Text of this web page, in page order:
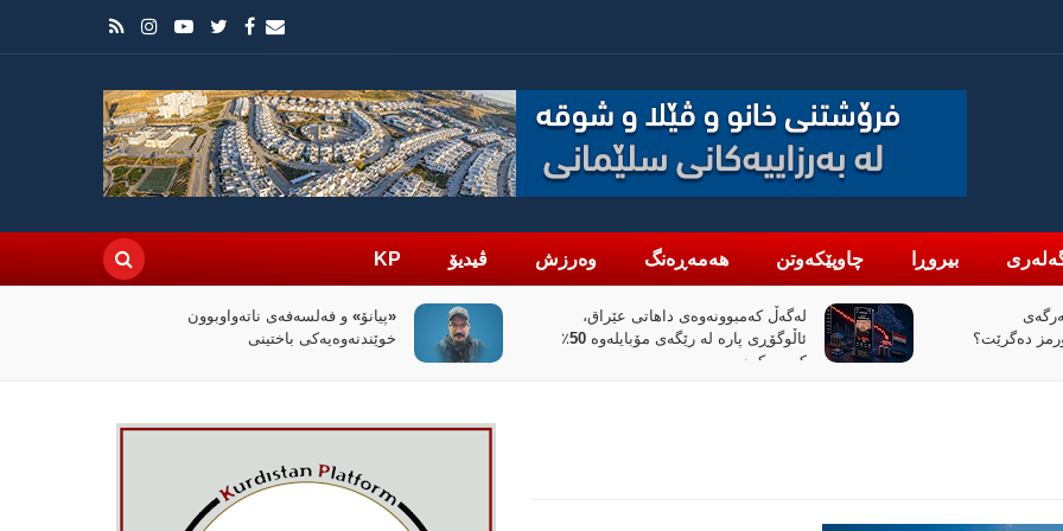
بیروڕا چاوپێکەوتن هەمەڕەنگ وەرزش ڤیدیۆ KP
عێراق،
«پیانۆ» و فەلسەفەی ناتەواوبوون
خوێندنەوەیەکی باختینی
سیاسەتی خۆتەعریبکردن لە باشووری
کوردستان